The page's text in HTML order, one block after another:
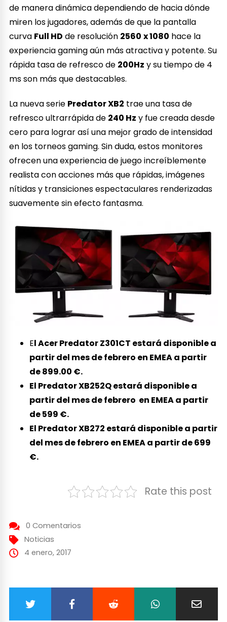
de manera dinámica dependiendo de hacia dónde
miren los jugadores, además de que la pantalla
curva Full HD de resolución 2560 x 1080 hace la
experiencia gaming aún más atractiva y potente. Su
rápida tasa de refresco de 200Hz y su tiempo de 4
ms son más que destacables.
La nueva serie Predator XB2 trae una tasa de
refresco ultrarrápida de 240 Hz y fue creada desde
cero para lograr así una mejor grado de intensidad
en los torneos gaming. Sin duda, estos monitores
ofrecen una experiencia de juego increíblemente
realista con acciones más que rápidas, imágenes
nítidas y transiciones espectaculares renderizadas
suavemente sin efecto fantasma.
El Acer Predator Z301CT estará disponible a
partir del mes de febrero en EMEA a partir
de 899.00 €.
El Predator XB252Q estará disponible a
partir del mes de febrero en EMEA a partir
de 599 €.
El Predator XB272 estará disponible a partir
del mes de febrero en EMEA a partir de 699
€.
Rate this post
0 Comentarios
Noticias
4 enero, 2017